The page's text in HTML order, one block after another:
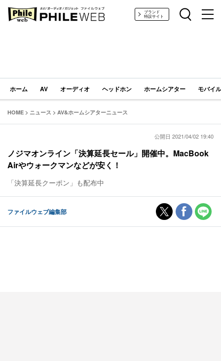
PHILE WEB｜AV/オーディオ/ガジェットブランド
特設サイト
ホーム AV オーディオ ヘッドホン ホームシアター モバイ
HOME > ニュース > AV&ホームシアターニュース
公開日 2021/04/02 19:40
ノジマオンライン「決算延長セール」開催中。MacBook
Airやウォークマンなどが安く！
「決算延長クーポン」も配布中
ファイルウェブ編集部